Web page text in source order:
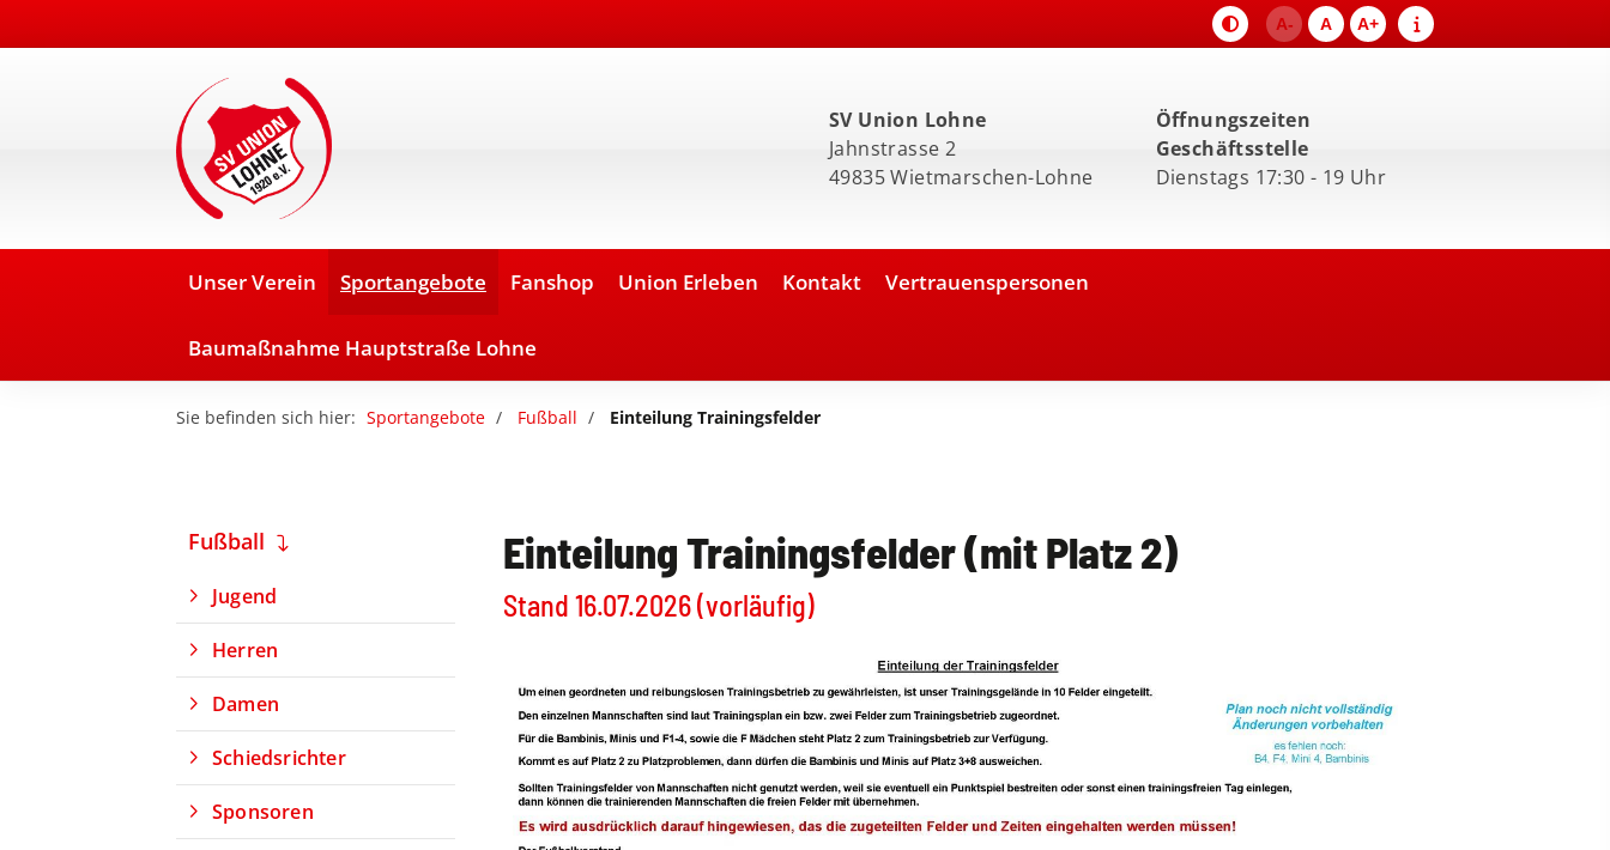
A- A A+
SV Union Lohne
Jahnstrasse 2
49835 Wietmarschen-Lohne
Öffnungszeiten
Geschäftsstelle
Dienstags 17:30 - 19 Uhr
Unser Verein Sportangebote Fanshop Union Erleben Kontakt Vertrauenspersonen
Baumaßnahme Hauptstraße Lohne
Sie befinden sich hier: Sportangebote Fußball Einteilung Trainingsfelder
Einteilung Trainingsfelder (mit Platz 2)
Stand 16.07.2026 (vorläufig)
Fußball
Jugend
Herren
Damen
Schiedsrichter
Sponsoren